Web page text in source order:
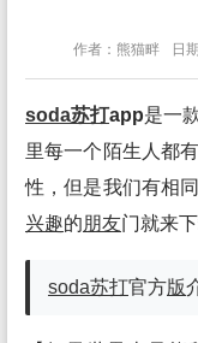
作者：熊猫畔 日
soda苏打app是一
里每一个陌生人都
性，但是我们有相
兴趣的朋友门就来
soda苏打官方版